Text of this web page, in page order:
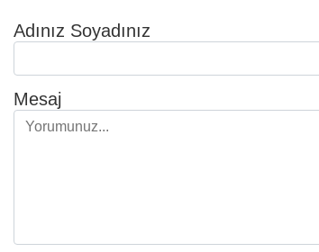
Adınız Soyadınız
Mesaj